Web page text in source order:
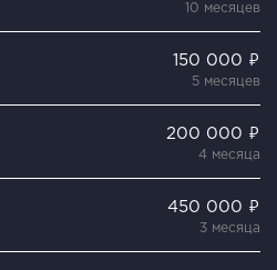
10 месяцев
150 000 ₽
5 месяцев
200 000 ₽
4 месяца
450 000 ₽
3 месяца